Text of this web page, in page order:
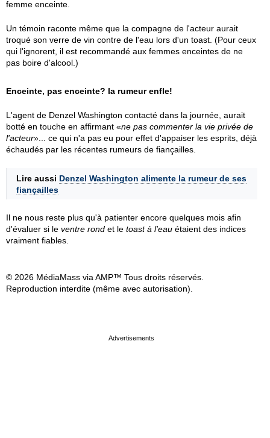
femme enceinte.
Un témoin raconte même que la compagne de l'acteur aurait
troqué son verre de vin contre de l'eau lors d'un toast. (Pour ceux
qui l'ignorent, il est recommandé aux femmes enceintes de ne
pas boire d'alcool.)
Enceinte, pas enceinte? la rumeur enfle!
L'agent de Denzel Washington contacté dans la journée, aurait
botté en touche en affirmant «ne pas commenter la vie privée de
l'acteur»... ce qui n'a pas eu pour effet d'appaiser les esprits, déjà
échaudés par les récentes rumeurs de fiançailles.
Lire aussi Denzel Washington alimente la rumeur de ses
fiançailles
Il ne nous reste plus qu'à patienter encore quelques mois afin
d'évaluer si le ventre rond et le toast à l'eau étaient des indices
vraiment fiables.
© 2026 MédiaMass via AMP™ Tous droits réservés.
Reproduction interdite (même avec autorisation).